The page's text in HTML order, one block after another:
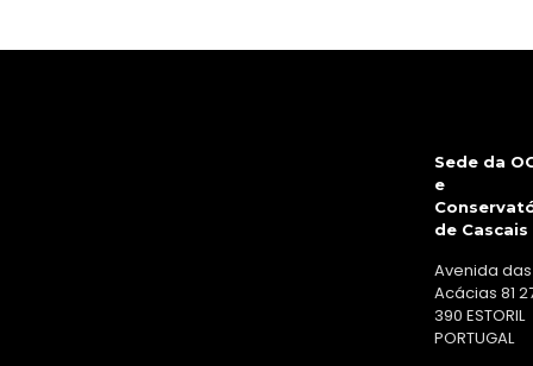
Sede da
e
de Cascais
Avenida das
Acácias 81
390 ESTORIL
PORTUGAL